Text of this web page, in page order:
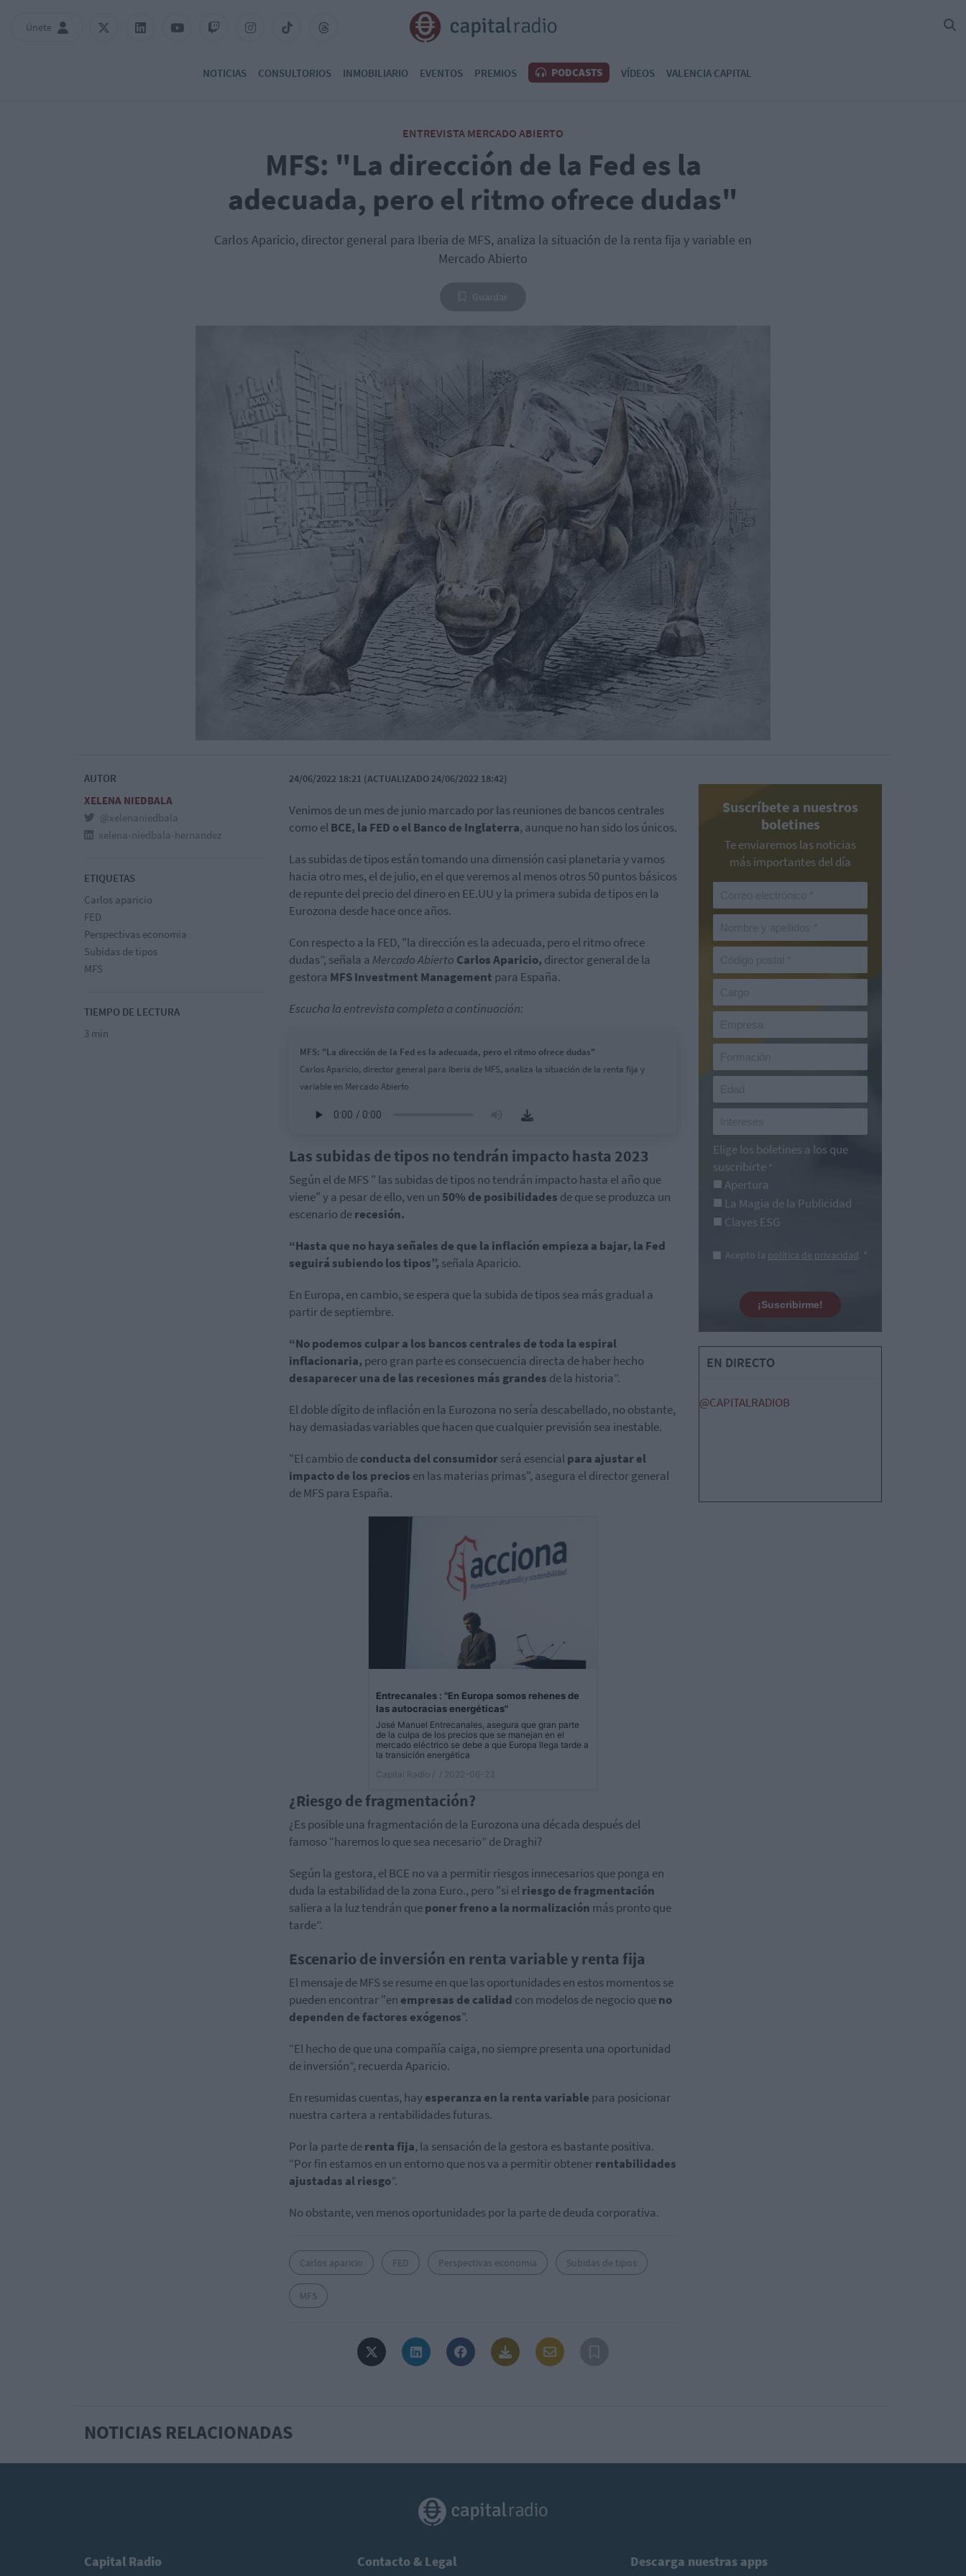
Únete
NOTICIAS CONSULTORIOS INMOBILIARIO EVENTOS PREMIOS PODCASTS VÍDEOS VALENCIA CAPITAL
ENTREVISTA MERCADO ABIERTO
MFS: "La dirección de la Fed es la
adecuada, pero el ritmo ofrece dudas"
Carlos Aparicio, director general para Iberia de MFS, analiza la situación de la renta fija y variable en
Mercado Abierto
AUTOR
XELENA NIEDBALA
@xelenaniedbala
xelena-niedbala-hernandez
ETIQUETAS
Carlos aparicio
FED
Perspectivas economia
Subidas de tipos
MFS
TIEMPO DE LECTURA
3 min
24/06/2022 18:21 (ACTUALIZADO 24/06/2022 18:42)
Venimos de un mes de junio marcado por las reuniones de bancos centrales
como elBCE, la FED o el Banco de Inglaterra, aunque no han sido los únicos.
Las subidas de tipos están tomando una dimensión casi planetaria y vamos
hacia otro mes, el de julio, en el que veremos al menos otros 50 puntos básicos
de repunte del precio del dinero en EE.UU y la primera subida de tipos en la
Eurozona desde hace once años.
Con respecto a la FED, "la dirección es la adecuada, pero el ritmo ofrece
dudas”, señala a Mercado Abierto Carlos Aparicio, director general de la
gestora MFS Investment Management para España.
Escucha la entrevista completa a continuación:
MFS: "La dirección de la Fed es la adecuada, pero el ritmo ofrece dudas"
Carlos Aparicio, director general para Iberia de MFS, analiza la situación de la renta fija y
variable en Mercado Abierto
Las subidas de tipos no tendrán impacto hasta 2023
Según el de MFS " las subidas de tipos no tendrán impacto hasta el año que
viene" y a pesar de ello, ven un 50% de posibilidades de que se produzca un
escenario derecesión.
“Hasta que no haya señales de que la inflación empieza a bajar, la Fed
seguirá subiendo los tipos”, señala Aparicio.
En Europa, en cambio, se espera que la subida de tipos sea más gradual a
partir de septiembre.
“No podemos culpar a los bancos centrales de toda la espiral
inflacionaria, pero gran parte es consecuencia directa de haber hecho
desaparecer una de las recesiones más grandes de la historia”.
El doble dígito de inflación en la Eurozona no sería descabellado, no obstante,
hay demasiadas variables que hacen que cualquier previsión sea inestable.
"El cambio deconducta del consumidorserá esencialpara ajustar el
impacto de los precios en las materias primas", asegura el director general
de MFS para España.
Entrecanales : "En Europa somos rehenes de
las autocracias energéticas"
José Manuel Entrecanales, asegura que gran parte
de la culpa de los precios que se manejan en el
mercado eléctrico se debe a que Europa llega tarde a
la transición energética
Capital Radio /
/ 2022-06-23
¿Riesgo de fragmentación?
¿Es posible una fragmentación de la Eurozona una década después del
famoso “haremos lo que sea necesario” de Draghi?
Según la gestora, el BCE no va a permitir riesgos innecesarios que ponga en
duda la estabilidad de la zona Euro., pero "si elriesgo de fragmentación
saliera a la luz tendrán queponer freno a la normalización más pronto que
tarde”.
Escenario de inversión en renta variable y renta fija
El mensaje de MFS se resume en que las oportunidades en estos momentos se
pueden encontrar "en empresas de calidad con modelos de negocio queno
dependen de factores exógenos".
“El hecho de que una compañía caiga, no siempre presenta una oportunidad
de inversión”, recuerda Aparicio.
En resumidas cuentas, hayesperanza en la renta variable para posicionar
nuestra cartera a rentabilidades futuras.
Por la parte derenta fija, la sensación de la gestora es bastante positiva.
“Por fin estamos en un entorno que nos va a permitir obtenerrentabilidades
ajustadas al riesgo”.
No obstante, ven menos oportunidades por la parte de deuda corporativa.
Carlos aparicio FED Perspectivas economia Subidas de tipos
MFS
Suscríbete a nuestros
boletines
Te enviaremos las noticias
más importantes del día
Elige los boletines a los que
suscribirte *
Apertura
La Magia de la Publicidad
Claves ESG
Acepto la política de privacidad. *
¡Suscribirme!
EN DIRECTO
@CAPITALRADIOB
NOTICIAS RELACIONADAS
Capital Radio Contacto & Legal Descarga nuestras apps